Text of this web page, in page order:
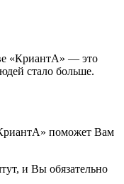
«КриантА» — это
стало больше.
поможет Вам
и Вы обязательно